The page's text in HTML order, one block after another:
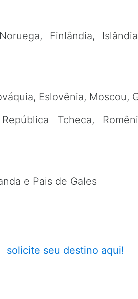
Finlândia,
Eslovênia, Moscou,
Tcheca,
e Pais de Gales
solicite seu destino aqui!